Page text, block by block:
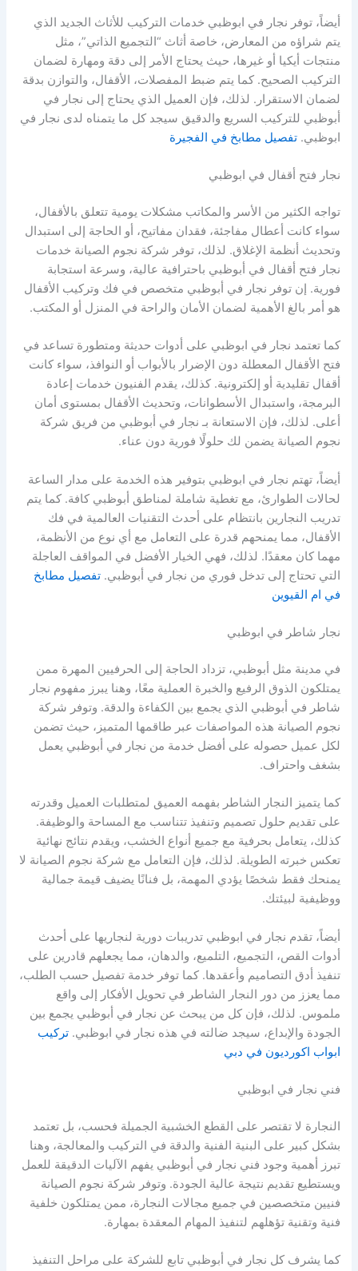
أيضاً، توفر نجار في ابوظبي خدمات التركيب للأثاث الجديد الذي
يتم شراؤه من المعارض، خاصة أثاث “التجميع الذاتي”، مثل
منتجات أيكيا أو غيرها، حيث يحتاج الأمر إلى دقة ومهارة لضمان
التركيب الصحيح. كما يتم ضبط المفصلات، الأقفال، والتوازن بدقة
لضمان الاستقرار. لذلك، فإن العميل الذي يحتاج إلى نجار في
أبوظبي للتركيب السريع والدقيق سيجد كل ما يتمناه لدى نجار في
ابوظبي.تفصيل مطابخ في الفجيرة
نجار فتح أقفال في ابوظبي
تواجه الكثير من الأسر والمكاتب مشكلات يومية تتعلق بالأقفال،
سواء كانت أعطال مفاجئة، فقدان مفاتيح، أو الحاجة إلى استبدال
وتحديث أنظمة الإغلاق. لذلك، توفر شركة نجوم الصيانة خدمات
نجار فتح أقفال في أبوظبي باحترافية عالية، وسرعة استجابة
فورية. إن توفر نجار في أبوظبي متخصص في فك وتركيب الأقفال
هو أمر بالغ الأهمية لضمان الأمان والراحة في المنزل أو المكتب.
كما تعتمد نجار في ابوظبي على أدوات حديثة ومتطورة تساعد في
فتح الأقفال المعطلة دون الإضرار بالأبواب أو النوافذ، سواء كانت
أقفال تقليدية أو إلكترونية. كذلك، يقدم الفنيون خدمات إعادة
البرمجة، واستبدال الأسطوانات، وتحديث الأقفال بمستوى أمان
أعلى. لذلك، فإن الاستعانة بـ نجار في أبوظبي من فريق شركة
نجوم الصيانة يضمن لك حلولًا فورية دون عناء.
أيضاً، تهتم نجار في ابوظبي بتوفير هذه الخدمة على مدار الساعة
لحالات الطوارئ، مع تغطية شاملة لمناطق أبوظبي كافة. كما يتم
تدريب النجارين بانتظام على أحدث التقنيات العالمية في فك
الأقفال، مما يمنحهم قدرة على التعامل مع أي نوع من الأنظمة،
مهما كان معقدًا. لذلك، فهي الخيار الأفضل في المواقف العاجلة
التي تحتاج إلى تدخل فوري من نجار في أبوظبي.تفصيل مطابخ
في ام القيوين
نجار شاطر في ابوظبي
في مدينة مثل أبوظبي، تزداد الحاجة إلى الحرفيين المهرة ممن
يمتلكون الذوق الرفيع والخبرة العملية معًا، وهنا يبرز مفهوم نجار
شاطر في أبوظبي الذي يجمع بين الكفاءة والدقة. وتوفر شركة
نجوم الصيانة هذه المواصفات عبر طاقمها المتميز، حيث تضمن
لكل عميل حصوله على أفضل خدمة من نجار في أبوظبي يعمل
بشغف واحتراف.
كما يتميز النجار الشاطر بفهمه العميق لمتطلبات العميل وقدرته
على تقديم حلول تصميم وتنفيذ تتناسب مع المساحة والوظيفة.
كذلك، يتعامل بحرفية مع جميع أنواع الخشب، ويقدم نتائج نهائية
تعكس خبرته الطويلة. لذلك، فإن التعامل مع شركة نجوم الصيانة لا
يمنحك فقط شخصًا يؤدي المهمة، بل فنانًا يضيف قيمة جمالية
ووظيفية لبيئتك.
أيضاً، تقدم نجار في ابوظبي تدريبات دورية لنجاريها على أحدث
أدوات القص، التجميع، التلميع، والدهان، مما يجعلهم قادرين على
تنفيذ أدق التصاميم وأعقدها. كما توفر خدمة تفصيل حسب الطلب،
مما يعزز من دور النجار الشاطر في تحويل الأفكار إلى واقع
ملموس. لذلك، فإن كل من يبحث عن نجار في أبوظبي يجمع بين
الجودة والإبداع، سيجد ضالته في هذه نجار في ابوظبي.تركيب
ابواب اكورديون في دبي
فني نجار في ابوظبي
النجارة لا تقتصر على القطع الخشبية الجميلة فحسب، بل تعتمد
بشكل كبير على البنية الفنية والدقة في التركيب والمعالجة، وهنا
تبرز أهمية وجود فني نجار في أبوظبي يفهم الآليات الدقيقة للعمل
ويستطيع تقديم نتيجة عالية الجودة. وتوفر شركة نجوم الصيانة
فنيين متخصصين في جميع مجالات النجارة، ممن يمتلكون خلفية
فنية وتقنية تؤهلهم لتنفيذ المهام المعقدة بمهارة.
كما يشرف كل نجار في أبوظبي تابع للشركة على مراحل التنفيذ